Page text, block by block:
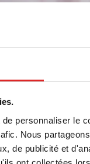
personnaliser le
Nous
de publicité et